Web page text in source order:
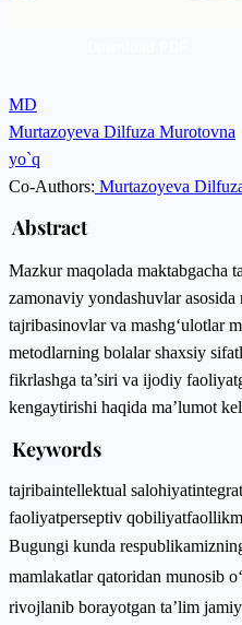
MD
Murtazoyeva Dilfuza Murotovna
yo`q
Co-Authors: Murtazoyeva
Abstract
Mazkur maqolada maktabgacha
zamonaviy yondashuvlar
tajribasinovlar va mashg‘ulotlar
metodlarning bolalar shaxsiy
fikrlashga ta’siri va ijodiy
kengaytirishi haqida ma’lumot
Keywords
tajribaintellektual salohiyat
faoliyatperseptiv qobiliyatfaollik
Bugungi kunda
mamlakatlar qatoridan munosib
rivojlanib borayotgan ta’lim